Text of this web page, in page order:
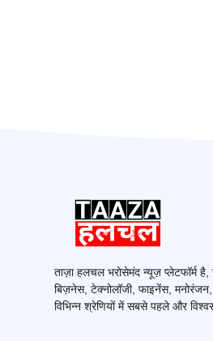
ताज़ा हलचल भरोसेमंद न्यूज़ प्लेटफॉर्म है,
बिज़नेस, टेक्नोलॉजी, फाइनेंस,
विभिन्न श्रेणियों में सबसे पहले और